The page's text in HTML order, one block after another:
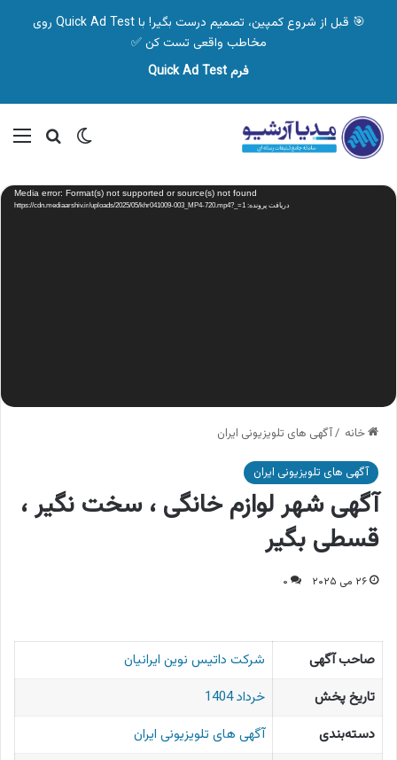
🎯 قبل از شروع کمپین، تصمیم درست بگیر! با Quick Ad Test روی
مخاطب واقعی تست کن ✅
فرم Quick Ad Test
تغییر پوسته
نمایشگر
ویدیو Media error: Format(s) not supported or source(s) not found
دریافت پرونده: https://cdn.mediaarshiv.ir/uploads/2025/05/khr041009-003_MP4-720.mp4?_=1
خانه /آگهی های تلویزیونی ایران
آگهی های تلویزیونی ایران
آگهی شهر لوازم خانگی ، سخت نگیر ،
قسطی بگیر
۲۶ می ۲۰۲۵ ۰
صاحب آگهی
شرکت داتیس نوین ایرانیان
تاریخ پخش
خرداد 1404
دسته‌بندی
آگهی های تلویزیونی ایران